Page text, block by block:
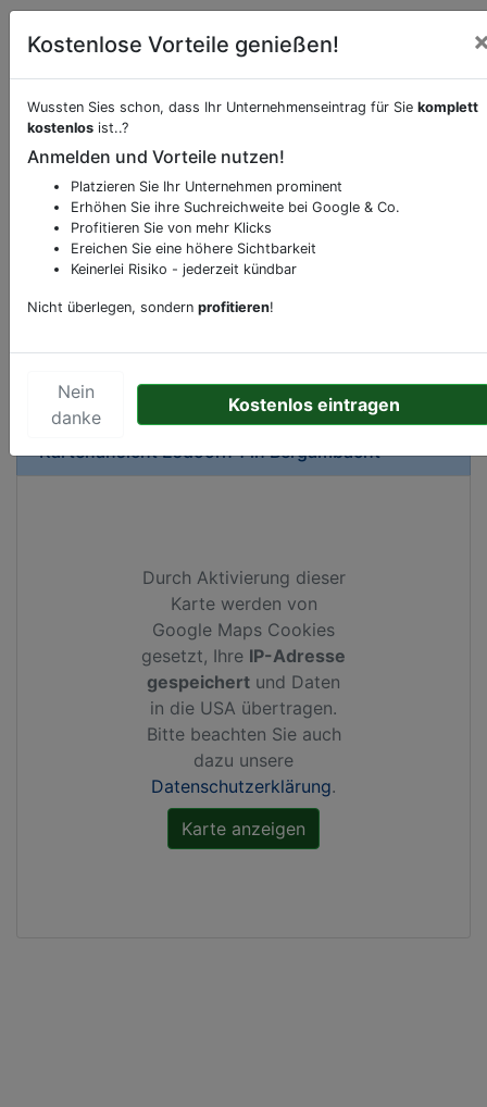
Beschreibung & Services vonBibliothek-
Bücherei-Bücherhalle
Sie möchten eine Beschreibung, Dienstleistung
oder andere relevante Informationen hinzufügen?
Klicken Sie bittehierum uns zu kontaktieren.
Gerne erweitern wir Ihren Firmeneintrag um
Ihr Unternehmen anbietet und womit Sie sich von
Ihren Wettbewerbern abheben.
KartenansichtEsdoorn 1inBergambacht
Durch Aktivierung dieser
Karte werden von
Google Maps Cookies
gesetzt, Ihre IP-Adresse
gespeichert und Daten
in die USA übertragen.
Bitte beachten Sie auch
dazu unsere
Datenschutzerklärung.
Kostenlose Vorteile genießen!
Wussten Sies schon, dass Ihr Unternehmenseintrag für Sie komplett
kostenlos ist..?
Anmelden und Vorteile nutzen!
Platzieren Sie Ihr Unternehmen prominent
Erhöhen Sie ihre Suchreichweite bei Google & Co.
Profitieren Sie von mehr Klicks
Ereichen Sie eine höhere Sichtbarkeit
Keinerlei Risiko - jederzeit kündbar
Nicht überlegen, sondern profitieren!
Nein
danke
Kostenlos eintragen